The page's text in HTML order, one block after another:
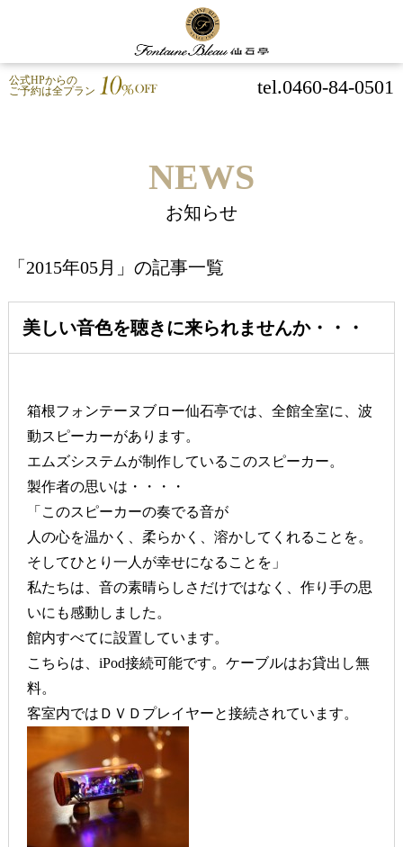
公式HPからの
ご予約は全プラン
tel.0460-84-0501
NEWS
お知らせ
「2015年05月」の記事一覧
美しい音色を聴きに来られませんか・・・
箱根フォンテーヌブロー仙石亭では、全館全室に、波
動スピーカーがあります。
エムズシステムが制作しているこのスピーカー。
製作者の思いは・・・・
「このスピーカーの奏でる音が
人の心を温かく、柔らかく、溶かしてくれることを。
そしてひとり一人が幸せになることを」
私たちは、音の素晴らしさだけではなく、作り手の思
いにも感動しました。
館内すべてに設置しています。
こちらは、iPod接続可能です。ケーブルはお貸出し無
料。
客室内ではＤＶＤプレイヤーと接続されています。